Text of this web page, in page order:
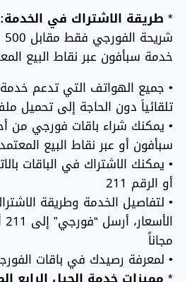
* طريقة الاشتراك في الخدمة:
خدمة سبأفون عبر نقاط البيع
• جميع الهواتف التي تدعم
تلقائياَ دون الحاجة إلى تحميل
• يمكنك شراء باقات فورجي من
سبأفون أو عبر نقاط البيع
أو الرقم 211
• لتفاصيل الخدمة وطريقة
مجاناً
• لمعرفة رصيدك في باقات الفورجي